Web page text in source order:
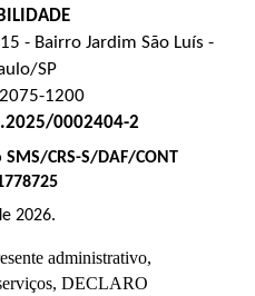
- Bairro Jardim São Luís -
SP
1200
0002404-2
CRS-S/DAF/CONT
2026.
administrativo,
DECLARO